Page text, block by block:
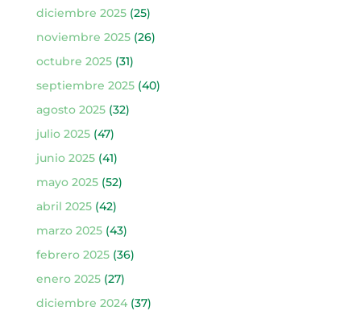
diciembre 2025(25)
noviembre 2025(26)
octubre 2025(31)
septiembre 2025(40)
agosto 2025(32)
julio 2025(47)
junio 2025(41)
mayo 2025(52)
abril 2025(42)
marzo 2025(43)
febrero 2025(36)
enero 2025(27)
diciembre 2024(37)